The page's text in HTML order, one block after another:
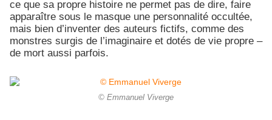
ce que sa propre histoire ne permet pas de dire, faire
apparaître sous le masque une personnalité occultée,
mais bien d’inventer des auteurs fictifs, comme des
monstres surgis de l’imaginaire et dotés de vie propre –
de mort aussi parfois.
© Emmanuel Viverge